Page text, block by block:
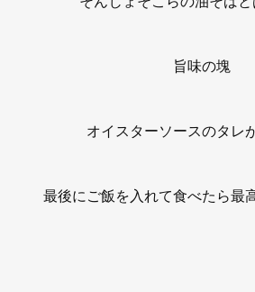
旨味の塊
オイスターソースのタレ
最後にご飯を入れて食べたら最